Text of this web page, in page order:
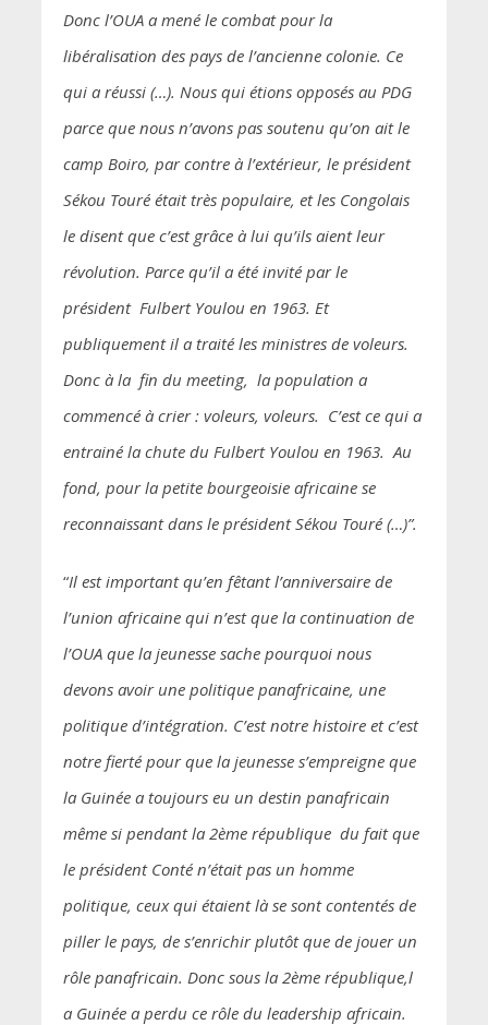
Donc l’OUA a mené le combat pour la
libéralisation des pays de l’ancienne colonie. Ce
qui a réussi (…). Nous qui étions opposés au PDG
parce que nous n’avons pas soutenu qu’on ait le
camp Boiro, par contre à l’extérieur, le président
Sékou Touré était très populaire, et les Congolais
le disent que c’est grâce à lui qu’ils aient leur
révolution. Parce qu’il a été invité par le
président Fulbert Youlou en 1963. Et
publiquement il a traité les ministres de voleurs.
Donc à la fin du meeting, la population a
commencé à crier : voleurs, voleurs. C’est ce qui a
entrainé la chute du Fulbert Youlou en 1963. Au
fond, pour la petite bourgeoisie africaine se
reconnaissant dans le président Sékou Touré (…)”.
“Il est important qu’en fêtant l’anniversaire de
l’union africaine qui n’est que la continuation de
l’OUA que la jeunesse sache pourquoi nous
devons avoir une politique panafricaine, une
politique d’intégration. C’est notre histoire et c’est
notre fierté pour que la jeunesse s’empreigne que
la Guinée a toujours eu un destin panafricain
même si pendant la 2ème république du fait que
le président Conté n’était pas un homme
politique, ceux qui étaient là se sont contentés de
piller le pays, de s’enrichir plutôt que de jouer un
rôle panafricain. Donc sous la 2ème république,l
a Guinée a perdu ce rôle du leadership africain.